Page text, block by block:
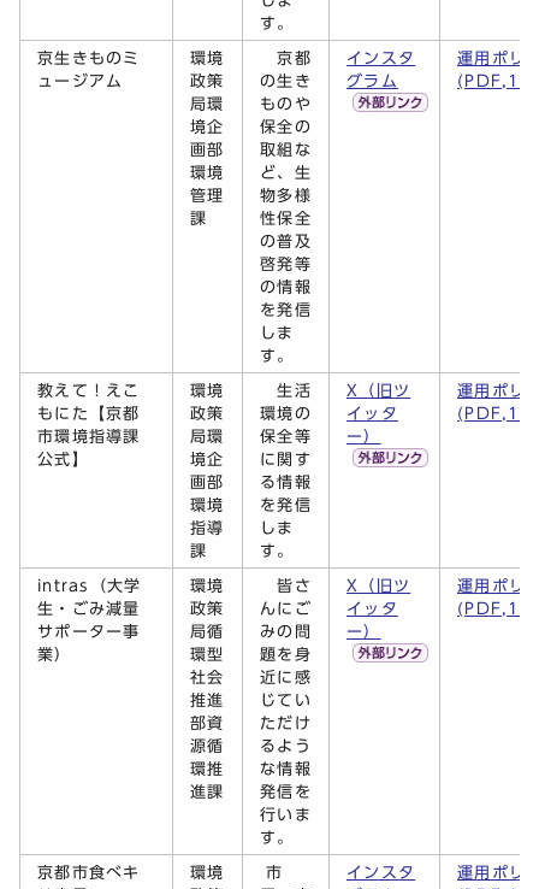
す。
京生きものミ
ュージアム
環境
政策
局環
境企
画部
環境
管理
課
京都
の生き
ものや
保全の
取組な
ど、生
物多様
性保全
の普及
啓発等
の情報
を発信
しま
す。
インスタ
グラム
運用ポリ
教えて！えこ
もにた【京都
市環境指導課
公式】
環境
政策
局環
境企
画部
環境
指導
課
生活
環境の
保全等
に関す
る情報
を発信
しま
す。
X（旧ツ
イッタ
ー）
運用ポリ
intras（大学
生・ごみ減量
サポーター事
業）
環境
政策
局循
環型
社会
推進
部資
源循
環推
進課
皆さ
んにご
みの問
題を身
近に感
じてい
ただけ
るよう
な情報
発信を
行いま
す。
X（旧ツ
イッタ
ー）
運用ポリ
京都市食べキ
環境
市
インスタ
運用ポリ